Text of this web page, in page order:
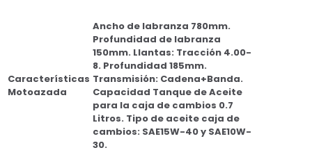
Características
Motoazada
Ancho de labranza 780mm.
Profundidad de labranza
150mm. Llantas: Tracción 4.00-
8. Profundidad 185mm.
Transmisión: Cadena+Banda.
Capacidad Tanque de Aceite
para la caja de cambios 0.7
Litros. Tipo de aceite caja de
cambios: SAE15W-40 y SAE10W-
30.